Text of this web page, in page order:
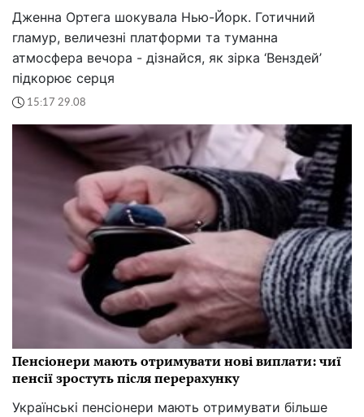
Дженна Ортега шокувала Нью-Йорк. Готичний
гламур, величезні платформи та туманна
атмосфера вечора - дізнайся, як зірка ‘Венздей’
підкорює серця
15:17 29.08
Пенсіонери мають отримувати нові виплати: чиї
пенсії зростуть після перерахунку
Українські пенсіонери мають отримувати більше